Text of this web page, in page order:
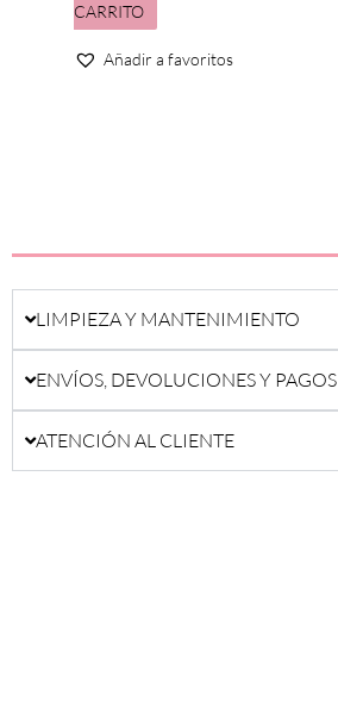
CARRITO
Añadir a favoritos
LIMPIEZA Y MANTENIMIENTO
ENVÍOS, DEVOLUCIONES Y PAGOS
ATENCIÓN AL CLIENTE